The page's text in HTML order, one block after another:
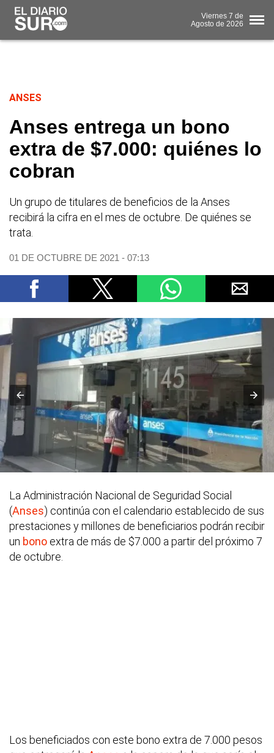
Viernes 7 de
Agosto de 2026
ANSES
Anses entrega un bono
extra de $7.000: quiénes lo
cobran
Un grupo de titulares de beneficios de la Anses
recibirá la cifra en el mes de octubre. De quiénes se
trata.
01 DE OCTUBRE DE 2021 - 07:13
La Administración Nacional de Seguridad Social
(Anses) continúa con el calendario establecido de sus
prestaciones y millones de beneficiarios podrán recibir
un bono extra de más de $7.000 a partir del próximo 7
de octubre.
Los beneficiados con este bono extra de 7.000 pesos